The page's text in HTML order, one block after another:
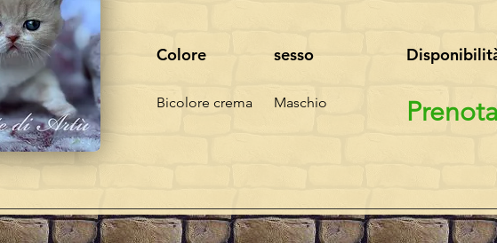
Colore sesso
Bicolore crema Maschio